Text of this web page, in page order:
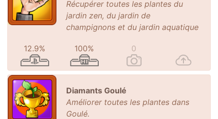
Récupérer toutes les plantes du
jardin zen, du jardin de
champignons et du jardin aquatique
12.9% 100% 0
Diamants Goulé
Améliorer toutes les plantes dans
Goulé.